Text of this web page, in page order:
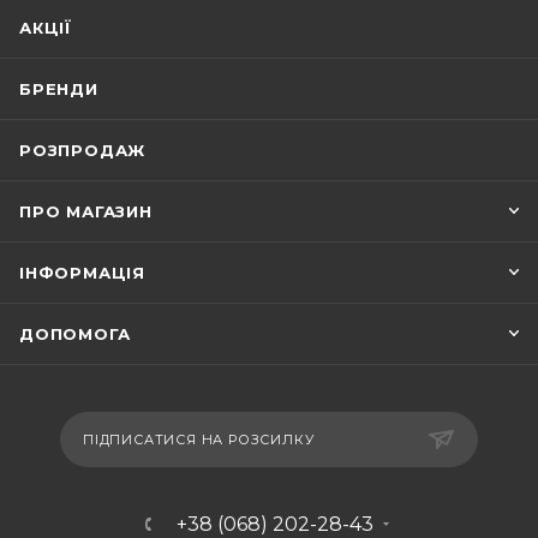
АКЦІЇ
БРЕНДИ
РОЗПРОДАЖ
ПРО МАГАЗИН
ІНФОРМАЦІЯ
ДОПОМОГА
ПІДПИСАТИСЯ НА РОЗСИЛКУ
+38 (068) 202-28-43